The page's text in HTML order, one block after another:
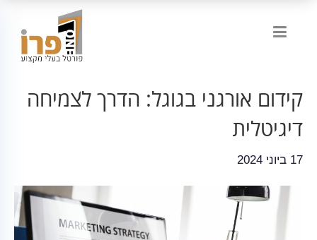
קידום אורגני בגוגל: הדרך לצמיחה
דיגיטלית
17 ביוני 2024